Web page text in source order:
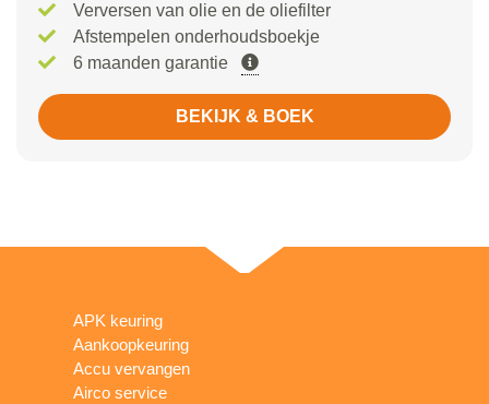
Verversen van olie en de oliefilter
Afstempelen onderhoudsboekje
6 maanden garantie
BEKIJK & BOEK
APK keuring
Aankoopkeuring
Accu vervangen
Airco service